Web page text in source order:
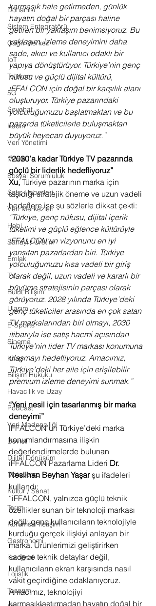
Donanım
Sistem Entegratörü
Çağrı Merkezi
IoT
Telekom
5G
Seyahat
Kadın
Veri Yönetimi
Müzik
Sosyal Sorumluluk
Satış Haberleri
Veri Merkezleri
Hobi
Sanayi / Üretim
Emlak
TV
Bulut Bilişim
Ulaşım
E-Sports
Sinema
Kitap
Bilişim Hukuku
Havacılık ve Uzay
Podcast
Veri Madenciliği
Devlet
Dijital Dönüşüm
Metaverse
Kültür / Sanat
Tarım
Kurumsal İletişim
Gastronomi
Fotoğraf
Lojistik
Tasarım
karmaşık hale getirmeden, günlük
hayatın doğal bir parçası haline
getiren bir yaklaşım benimsiyoruz. Bu
yaklaşım, izleme deneyimini daha
sade, akıcı ve kullanıcı odaklı bir
yapıya dönüştürüyor. Türkiye’nin genç
nüfusu ve güçlü dijital kültürü,
iFFALCON için doğal bir karşılık alanı
oluşturuyor. Türkiye pazarındaki
yolculuğumuzu başlatmaktan ve bu
pazarda tüketicilerle buluşmaktan
büyük heyecan duyuyoruz.”
“2030’a kadar Türkiye TV pazarında
güçlü bir liderlik hedefliyoruz”
Xu, Türkiye pazarının marka için
taşıdığı stratejik öneme ve uzun vadeli
hedeflere ise şu sözlerle dikkat çekti:
“Türkiye, genç nüfusu, dijital içerik
tüketimi ve güçlü eğlence kültürüyle
iFFALCON’un vizyonunu en iyi
yansıtan pazarlardan biri. Türkiye
yolculuğumuzu kısa vadeli bir giriş
olarak değil, uzun vadeli ve kararlı bir
büyüme stratejisinin parçası olarak
görüyoruz. 2028 yılında Türkiye’deki
genç tüketiciler arasında en çok satan
TV markalarından biri olmayı, 2030
itibarıyla ise satış hacmi açısından
Türkiye’nin lider TV markası konumuna
ulaşmayı hedefliyoruz. Amacımız,
Türkiye’deki her aile için erişilebilir
premium izleme deneyimi sunmak.”
“Yeni nesil için tasarlanmış bir marka
deneyimi”
iFFALCON’un Türkiye’deki marka
konumlandırmasına ilişkin
değerlendirmelerde bulunan
iFFALCON Pazarlama Lideri Dr.
Neslihan Beyhan Yaşar şu ifadeleri
kullandı:
“iFFALCON, yalnızca güçlü teknik
özellikler sunan bir teknoloji markası
değil; genç kullanıcıların teknolojiyle
kurduğu gerçek ilişkiyi anlayan bir
marka. Ürünlerimizi geliştirirken
sadece teknik detaylar değil,
kullanıcıların ekran karşısında nasıl
vakit geçirdiğine odaklanıyoruz.
Amacımız, teknolojiyi
karmaşıklaştırmadan hayatın doğal bir